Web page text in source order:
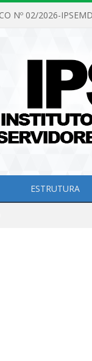
ESTRUTURA